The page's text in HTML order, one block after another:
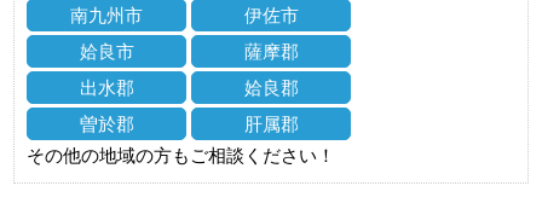
南九州市
伊佐市
姶良市
薩摩郡
出水郡
姶良郡
曽於郡
肝属郡
その他の地域の方もご相談ください！